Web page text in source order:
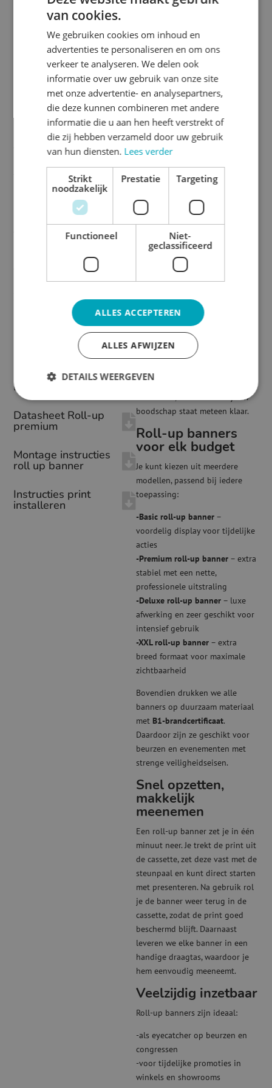
Beschrijving
Roll-up banners
bestellen – snel
en professioneel
beurs, evenement of winkel? Met
een roll-up banner presenteer je
jouw merk in één minuut
professioneel. De cassette is
licht van gewicht en toch stevig,
full colour opvalt. Je rolt de
banner uit, zet ’m vast en jouw
boodschap staat meteen klaar.
Roll-up banners
voor elk budget
Je kunt kiezen uit meerdere
modellen, passend bij iedere
toepassing:
-Basic roll-up banner –
voordelig display voor tijdelijke
acties
-Premium roll-up banner – extra
stabiel met een nette,
professionele uitstraling
-Deluxe roll-up banner – luxe
afwerking en zeer geschikt voor
intensief gebruik
-XXL roll-up banner – extra
breed formaat voor maximale
zichtbaarheid
Bovendien drukken we alle
banners op duurzaam materiaal
met B1-brandcertificaat.
Daardoor zijn ze geschikt voor
beurzen en evenementen met
strenge veiligheidseisen.
Snel opzetten,
makkelijk
meenemen
Een roll-up banner zet je in één
minuut neer. Je trekt de print uit
de cassette, zet deze vast met de
steunpaal en kunt direct starten
met presenteren. Na gebruik rol
je de banner weer terug in de
cassette, zodat de print goed
beschermd blijft. Daarnaast
leveren we elke banner in een
handige draagtas, waardoor je
hem eenvoudig meeneemt.
Veelzijdig inzetbaar
Roll-up banners zijn ideaal:
-als eyecatcher op beurzen en
congressen
-voor tijdelijke promoties in
winkels en showrooms
Roll up
Budget, Roll
up Premium
en Roll up
Deluxe:
klemprofiel
bovenzijde,
plakstrip
onderzijde
Downloads
Airtex B1 certificaat
Banner 510 B1
Zwart wit Banner
B1 certificaat
Datasheet Roll up
Premium zwart
Datasheet Roll-up
premium
Montage instructies
roll up banner
Instructies print
installeren
van cookies.
We gebruiken cookies om inhoud en
advertenties te personaliseren en om ons
verkeer te analyseren. We delen ook
informatie over uw gebruik van onze site
met onze advertentie- en analysepartners,
die deze kunnen combineren met andere
informatie die u aan hen heeft verstrekt of
die zij hebben verzameld door uw gebruik
van hun diensten. Lees verder
Strikt
noodzakelijk
Prestatie Targeting
Functioneel
Niet-
geclassificeerd
ALLES ACCEPTEREN
ALLES AFWIJZEN
DETAILS WEERGEVEN